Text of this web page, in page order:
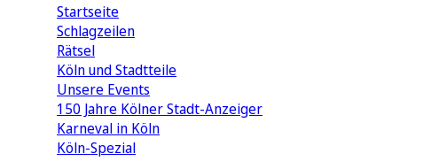
Startseite
Schlagzeilen
Rätsel
Köln und Stadtteile
Unsere Events
150 Jahre Kölner Stadt-Anzeiger
Karneval in Köln
Köln-Spezial